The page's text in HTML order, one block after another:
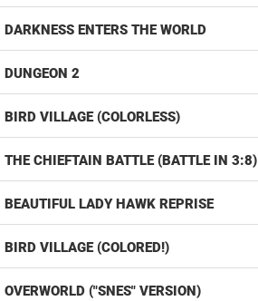
DARKNESS ENTERS THE WORLD
DUNGEON 2
BIRD VILLAGE (COLORLESS)
THE CHIEFTAIN BATTLE (BATTLE IN 3:8)
BEAUTIFUL LADY HAWK REPRISE
BIRD VILLAGE (COLORED!)
OVERWORLD ("SNES" VERSION)